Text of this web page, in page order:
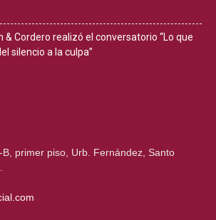
& Cordero realizó el conversatorio “Lo que
silencio a la culpa”
primer piso, Urb. Fernández, Santo